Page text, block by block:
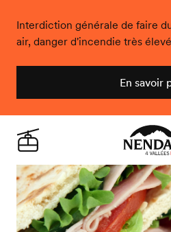
Interdiction générale de faire
air, danger d'incendie très élevé
En savoir
Live